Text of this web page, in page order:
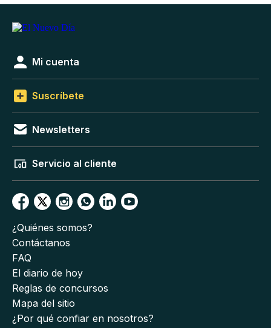
Mi cuenta
Suscríbete
Newsletters
Servicio al cliente
¿Quiénes somos?
Contáctanos
FAQ
El diario de hoy
Reglas de concursos
Mapa del sitio
¿Por qué confiar en nosotros?